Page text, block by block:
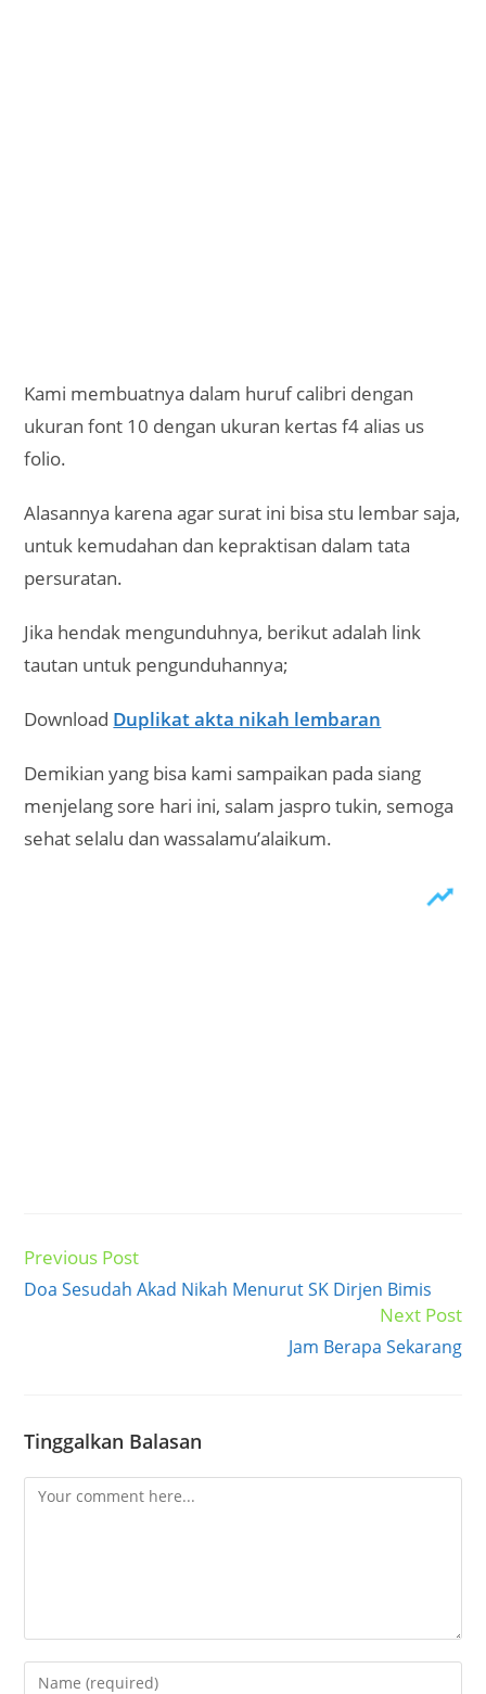
Kami membuatnya dalam huruf calibri dengan
ukuran font 10 dengan ukuran kertas f4 alias us
folio.
Alasannya karena agar surat ini bisa stu lembar saja,
untuk kemudahan dan kepraktisan dalam tata
persuratan.
Jika hendak mengunduhnya, berikut adalah link
tautan untuk pengunduhannya;
Download Duplikat akta nikah lembaran
Demikian yang bisa kami sampaikan pada siang
menjelang sore hari ini, salam jaspro tukin, semoga
sehat selalu dan wassalamu’alaikum.
Read
articles
Previous Post
Doa Sesudah Akad Nikah Menurut SK Dirjen Bimis
Next Post
Jam Berapa Sekarang
Tinggalkan Balasan
Comment
Enter